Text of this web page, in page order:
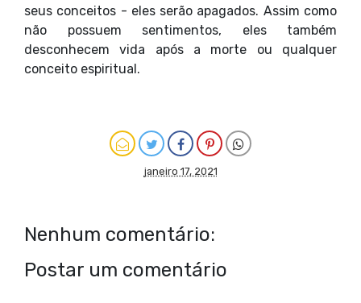
seus conceitos - eles serão apagados. Assim como
não possuem sentimentos, eles também
desconhecem vida após a morte ou qualquer
conceito espiritual.
janeiro 17, 2021
Nenhum comentário:
Postar um comentário